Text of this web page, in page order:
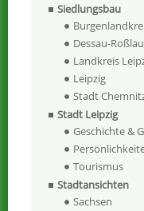
Siedlungsbau
Dessau-Roßlau
Landkreis
Leipzig
Stadt
Stadt Leipzig
Geschichte &
Tourismus
Stadtansichten
Sachsen